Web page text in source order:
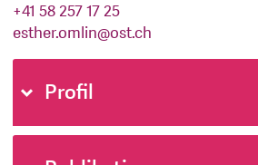
+41 58 257 17 25
esther.omlin@ost.ch
Profil